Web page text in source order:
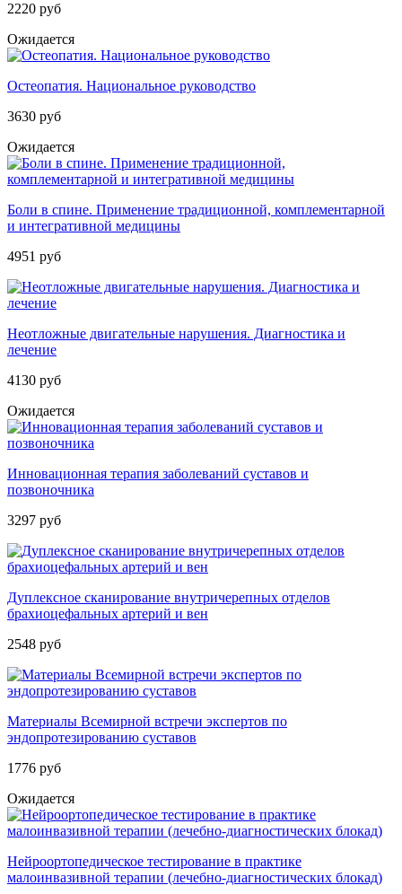
2220 руб
Ожидается
Остеопатия. Национальное руководство
3630 руб
Ожидается
Боли в спине. Применение традиционной, комплементарной
и интегративной медицины
4951 руб
Неотложные двигательные нарушения. Диагностика и
лечение
4130 руб
Ожидается
Инновационная терапия заболеваний суставов и
позвоночника
3297 руб
Дуплексное сканирование внутричерепных отделов
брахиоцефальных артерий и вен
2548 руб
Материалы Всемирной встречи экспертов по
эндопротезированию суставов
1776 руб
Ожидается
Нейроортопедическое тестирование в практике
малоинвазивной терапии (лечебно-диагностических блокад)